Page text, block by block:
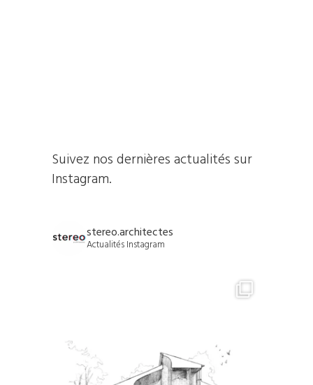
Suivez nos dernières actualités sur
Instagram.
stereo.architectes
Actualités Instagram